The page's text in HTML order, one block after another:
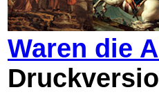
Waren die